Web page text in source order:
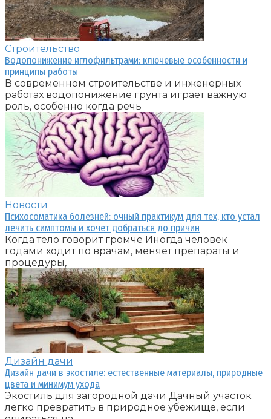
Строительство
Водопонижение иглофильтрами: ключевые особенности и
принципы работы
В современном строительстве и инженерных
работах водопонижение грунта играет важную
роль, особенно когда речь
Новости
Психосоматика болезней: очный практикум для тех, кто устал
лечить симптомы и хочет добраться до причин
Когда тело говорит громче Иногда человек
годами ходит по врачам, меняет препараты и
процедуры,
Дизайн дачи
Дизайн дачи в экостиле: естественные материалы, природные
цвета и минимум ухода
Экостиль для загородной дачи Дачный участок
легко превратить в природное убежище, если